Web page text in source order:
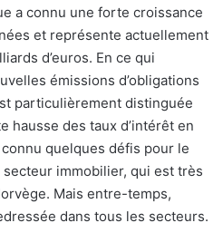
a connu une forte croissance
et représente actuellement
d’euros. En ce qui
émissions d’obligations
particulièrement distinguée
hausse des taux d’intérêt en
quelques défis pour le
immobilier, qui est très
Mais entre-temps,
dans tous les secteurs.